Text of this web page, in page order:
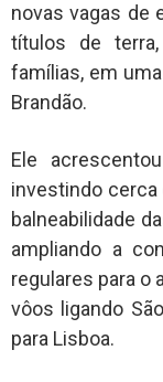
novas vagas de
títulos de
famílias, em
Brandão.
Ele
investindo cerca
balneabilidade
ampliando a
regulares para o
vôos ligando
para Lisboa.